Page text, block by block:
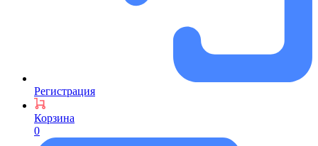
Регистрация
Корзина
0